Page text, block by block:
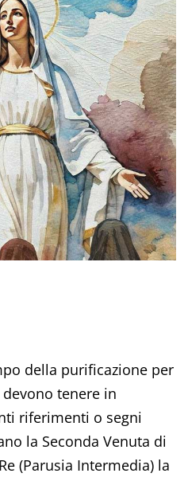
della purificazione per
tenere in
riferimenti o segni
la Seconda Venuta di
(Parusia Intermedia) la